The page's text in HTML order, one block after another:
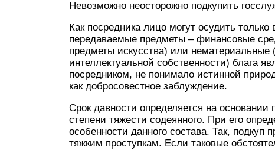
Невозможно неосторожно подкупить
Как посредника лицо могут осудить
передаваемые предметы – финансовые
предметы искусства) или нематериальные
интеллектуальной собственности) блага
посредником, не понимало истинной
как добросовестное заблуждение.
Срок давности определяется на
степени тяжести содеянного. При его
особенности данного состава. Так, подкуп
тяжким проступкам. Если таковые